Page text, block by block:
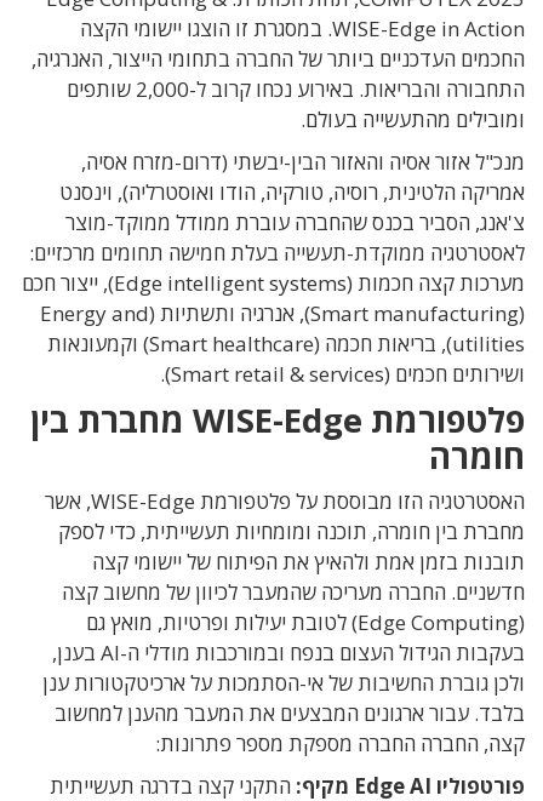
WISE-Edge in Action. במסגרת זו הוצגו יישומי הקצה
החכמים העדכניים ביותר של החברה בתחומי הייצור, האנרגיה,
התחבורה והבריאות. באירוע נכחו קרוב ל-2,000 שותפים
ומובילים מהתעשייה בעולם.
מנכ"ל אזור אסיה והאזור הבין-יבשתי (דרום-מזרח אסיה,
אמריקה הלטינית, רוסיה, טורקיה, הודו ואוסטרליה), וינסנט
צ'אנג, הסביר בכנס שהחברה עוברת ממודל ממוקד-מוצר
לאסטרטגיה ממוקדת-תעשייה בעלת חמישה תחומים מרכזיים:
מערכות קצה חכמות (Edge intelligent systems), ייצור חכם
(Smart manufacturing), אנרגיה ותשתיות (Energy and
utilities), בריאות חכמה (Smart healthcare) וקמעונאות
ושירותים חכמים (Smart retail & services).
פלטפורמת WISE-Edge מחברת בין
חומרה
האסטרטגיה הזו מבוססת על פלטפורמת WISE-Edge, אשר
מחברת בין חומרה, תוכנה ומומחיות תעשייתית, כדי לספק
תובנות בזמן אמת ולהאיץ את הפיתוח של יישומי קצה
חדשניים. החברה מעריכה שהמעבר לכיוון של מחשוב קצה
(Edge Computing) לטובת יעילות ופרטיות, מואץ גם
בעקבות הגידול העצום בנפח ובמורכבות מודלי ה-AI בענן,
ולכן גוברת החשיבות של אי-הסתמכות על ארכיטקטורות ענן
בלבד. עבור ארגונים המבצעים את המעבר מהענן למחשוב
קצה, החברה החברה מספקת מספר פתרונות:
פורטפוליו Edge AI מקיף:
התקני קצה בדרגה תעשייתית